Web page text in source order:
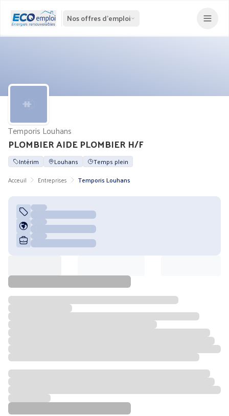
Nos offres d'emploi
PLOMBIER AIDE PLOMBIER H/F
Temporis Louhans
Intérim Louhans
Temps plein
Acceuil
Entreprises Temporis Louhans